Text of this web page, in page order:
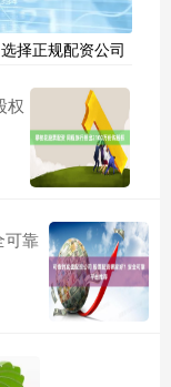
择正规配资公司
权
可靠